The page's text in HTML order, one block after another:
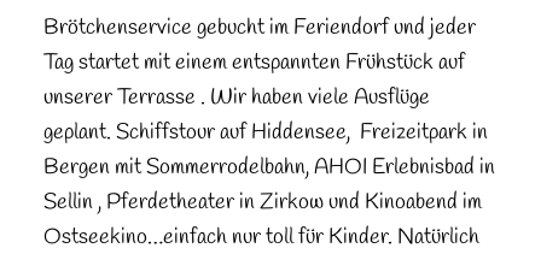
Brötchenservice gebucht im Feriendorf und jeder
Tag startet mit einem entspannten Frühstück auf
unserer Terrasse . Wir haben viele Ausflüge
geplant. Schiffstour auf Hiddensee, Freizeitpark in
Bergen mit Sommerrodelbahn, AHOI Erlebnisbad in
Sellin , Pferdetheater in Zirkow und Kinoabend im
Ostseekino…einfach nur toll für Kinder. Natürlich